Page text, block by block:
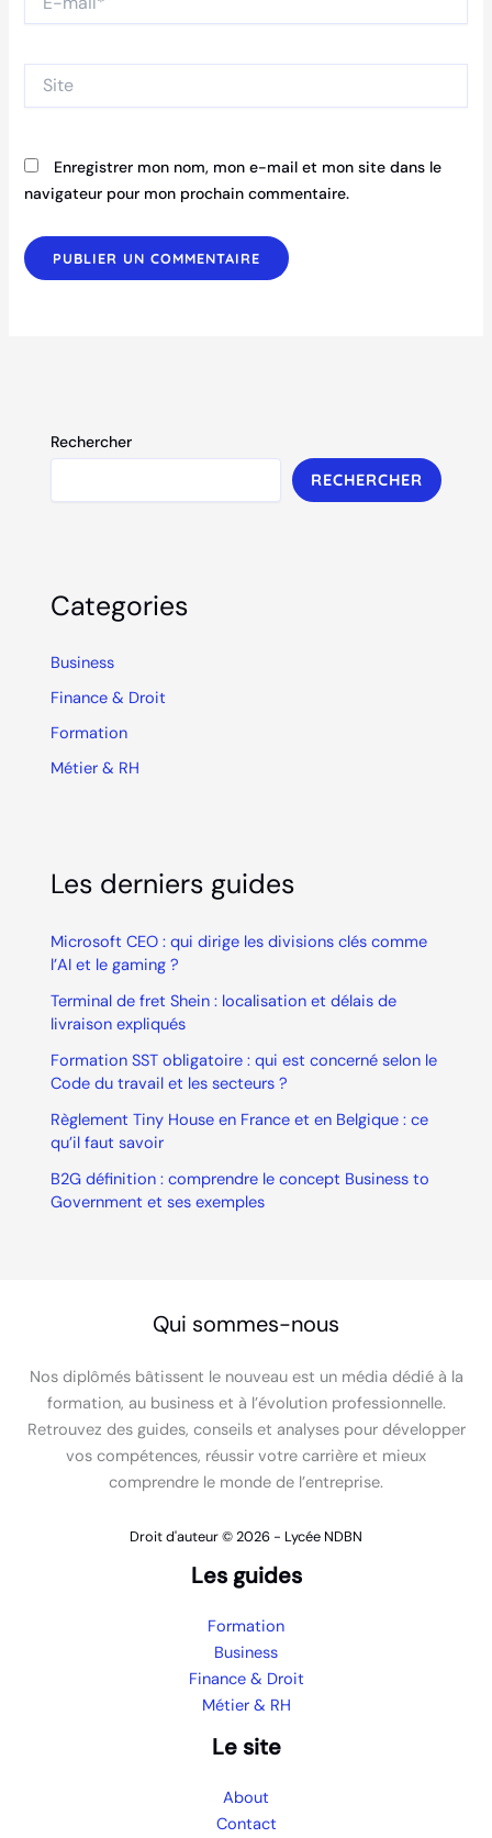
mail*
Site
Enregistrer mon nom, mon e-mail et mon site dans le
navigateur pour mon prochain commentaire.
Rechercher
RECHERCHER
Categories
Business
Finance & Droit
Formation
Métier & RH
Les derniers guides
Microsoft CEO : qui dirige les divisions clés comme
l’AI et le gaming ?
Terminal de fret Shein : localisation et délais de
livraison expliqués
Formation SST obligatoire : qui est concerné selon le
Code du travail et les secteurs ?
Règlement Tiny House en France et en Belgique : ce
qu’il faut savoir
B2G définition : comprendre le concept Business to
Government et ses exemples
Qui sommes-nous
Nos diplômés bâtissent le nouveau est un média dédié à la
formation, au business et à l’évolution professionnelle.
Retrouvez des guides, conseils et analyses pour développer
vos compétences, réussir votre carrière et mieux
comprendre le monde de l’entreprise.
Droit d'auteur © 2026 - Lycée NDBN
Les guides
Formation
Business
Finance & Droit
Métier & RH
Le site
About
Contact